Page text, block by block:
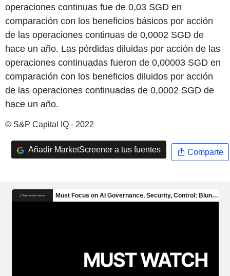
operaciones continuas fue de 0,03 SGD en
comparación con los beneficios básicos por acción
de las operaciones continuas de 0,0002 SGD de
hace un año. Las pérdidas diluidas por acción de las
operaciones continuadas fueron de 0,00003 SGD en
comparación con los beneficios diluidos por acción
de las operaciones continuadas de 0,0002 SGD de
hace un año.
© S&P Capital IQ - 2022
Añadir MarketScreener a tus fuentes Comparte